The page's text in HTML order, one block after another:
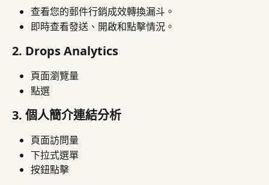
查看您的郵件行銷成效轉換漏斗。
即時查看發送、開啟和點擊情況。
2. Drops Analytics
頁面瀏覽量
點選
3. 個人簡介連結分析
頁面訪問量
下拉式選單
按鈕點擊